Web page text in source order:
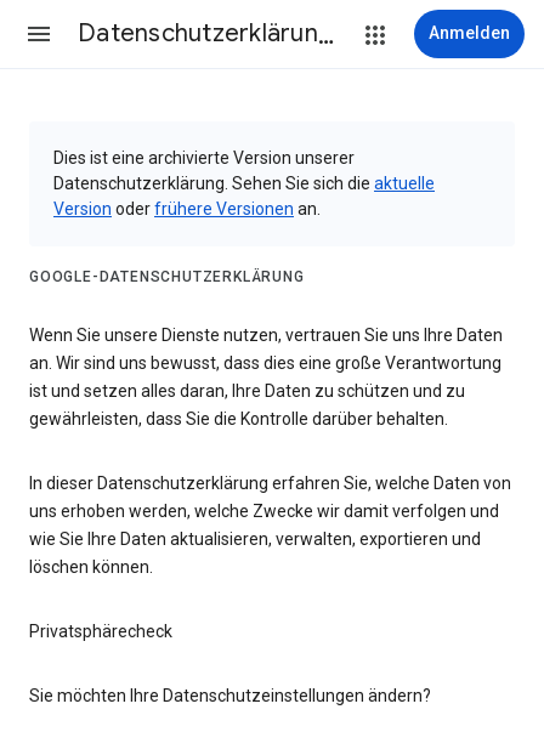
Datenschutzerklärung & Nutzungsbedingungen Anmelden
Dies ist eine archivierte Version unserer
Datenschutzerklärung. Sehen Sie sich die aktuelle
Version oderfrühere Versionen an.
GOOGLE-DATENSCHUTZERKLÄRUNG
Wenn Sie unsere Dienste nutzen, vertrauen Sie uns Ihre Daten
an. Wir sind uns bewusst, dass dies eine große Verantwortung
ist und setzen alles daran, Ihre Daten zu schützen und zu
gewährleisten, dass Sie die Kontrolle darüber behalten.
In dieser Datenschutzerklärung erfahren Sie, welche Daten von
uns erhoben werden, welche Zwecke wir damit verfolgen und
wie Sie Ihre Daten aktualisieren, verwalten, exportieren und
löschen können.
Privatsphärecheck
Sie möchten Ihre Datenschutzeinstellungen ändern?